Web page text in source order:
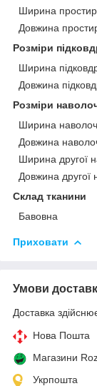
Ширина
Довжина
Розміри
Ширина
Довжина
Розміри
Ширина
Довжина
Ширина другої
Довжина другої
Склад тканини
Бавовна
Приховати
Умови
Доставка
Нова Пошта
Магазини
Укрпошта